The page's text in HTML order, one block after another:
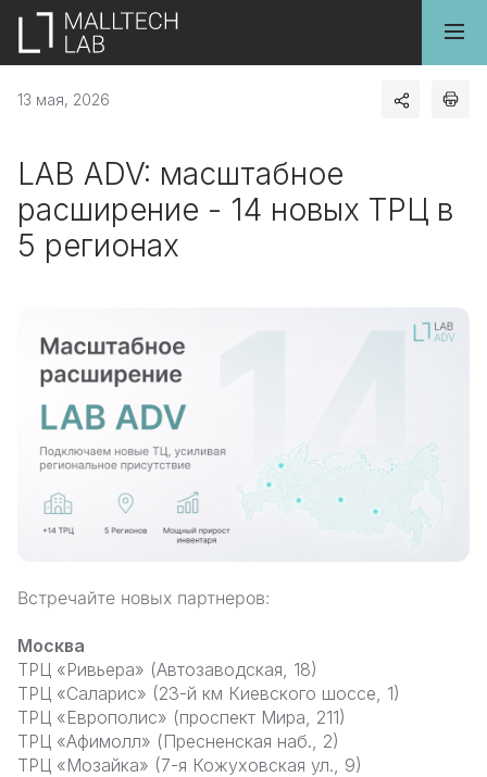
LAB ADV: масштабное
расширение - 14 новых ТРЦ в
5 регионах
13 мая, 2026
Встречайте новых партнеров:
Москва
ТРЦ «Ривьера» (Автозаводская, 18)
ТРЦ «Саларис» (23-й км Киевского шоссе, 1)
ТРЦ «Европолис» (проспект Мира, 211)
ТРЦ «Афимолл» (Пресненская наб., 2)
ТРЦ «Мозайка» (7-я Кожуховская ул., 9)